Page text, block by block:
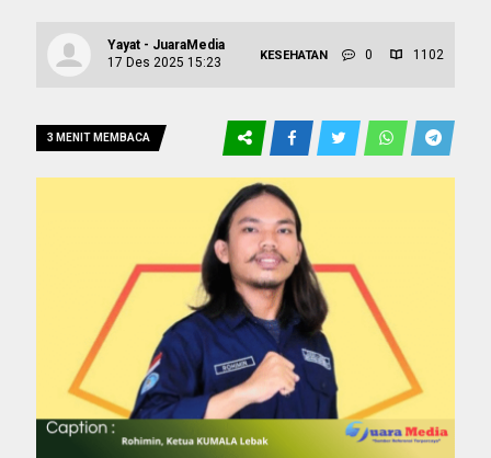
Yayat - JuaraMedia
17 Des 2025 15:23
KESEHATAN 0 1102
3 MENIT MEMBACA